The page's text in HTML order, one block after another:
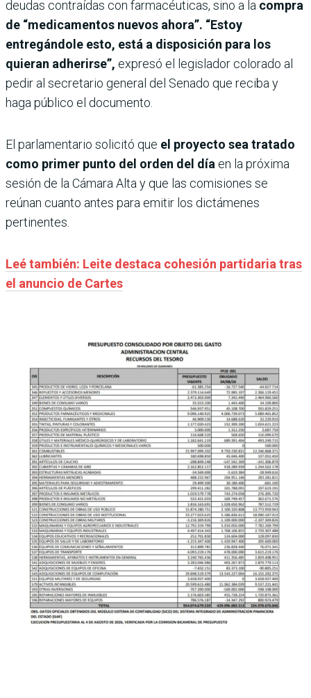
deudas contraídas con farmacéuticas, sino a la compra
de “medicamentos nuevos ahora”. “Estoy
entregándole esto, está a disposición para los
quieran adherirse”, expresó el legislador colorado al
pedir al secretario general del Senado que reciba y
haga público el documento.
El parlamentario solicitó que el proyecto sea tratado
como primer punto del orden del día en la próxima
sesión de la Cámara Alta y que las comisiones se
reúnan cuanto antes para emitir los dictámenes
pertinentes.
Leé también: Leite destaca cohesión partidaria tras
el anuncio de Cartes